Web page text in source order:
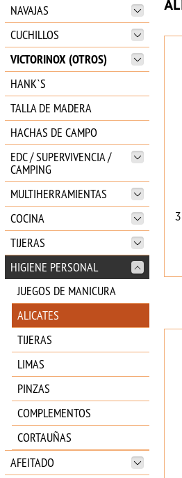
NAVAJAS
CUCHILLOS
VICTORINOX (OTROS)
HANK`S
TALLA DE MADERA
HACHAS DE CAMPO
EDC / SUPERVIVENCIA /
CAMPING
MULTIHERRAMIENTAS
COCINA
TIJERAS
HIGIENE PERSONAL
JUEGOS DE MANICURA
ALICATES
TIJERAS
LIMAS
PINZAS
COMPLEMENTOS
CORTAUÑAS
AFEITADO